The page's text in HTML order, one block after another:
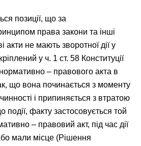
позиції, що за
права закони та інші
акти не мають зворотної дії у
у ч. 1 ст. 58 Конституції
– правового акта в
що вона починається з моменту
і припиняється з втратою
події, факту застосовується той
– правовий акт, під час дії
мали місце (Рішення